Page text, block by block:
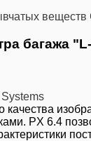
веществ
багажа
PX 6.4